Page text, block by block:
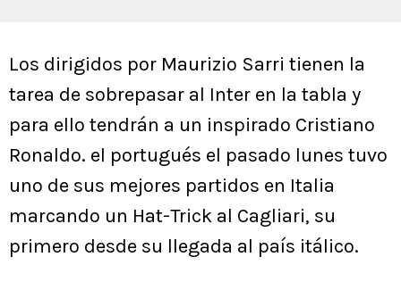
Los dirigidos por Maurizio Sarri tienen la
tarea de sobrepasar al Inter en la tabla y
para ello tendrán a un inspirado Cristiano
Ronaldo. el portugués el pasado lunes tuvo
uno de sus mejores partidos en Italia
marcando un Hat-Trick al Cagliari, su
primero desde su llegada al país itálico.